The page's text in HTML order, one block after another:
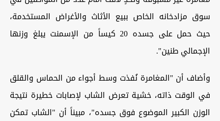
سوق مزادخانه الخاص ببيع الأثاث والأغراض المستخدمة،
حيث حمل على جسده 20 كيساً من الإسمنت يبلغ وزنها
الإجمالي طنين".
وأضاف أن "المغامرة نُفذت وسط أجواء من الحماس والقلق
في الوقت ذاته، خشية تعرض الشاب لإصابات خطيرة نتيجة
الوزن الكبير الموضوع فوق جسده"، مبيناً أن "الشاب تمكن